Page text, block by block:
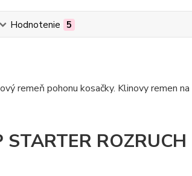
Hodnotenie 5
remeň pohonu kosačky. Klinovy remen
ROZRUCH